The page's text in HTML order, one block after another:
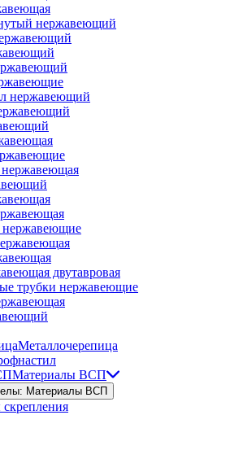
нержавеющий
нержавеющий
нержавеющие
двутавровая
трубки нержавеющие
Металлочерепица
Материалы ВСП
Материалы ВСП